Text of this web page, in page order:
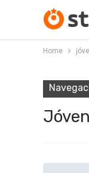
Home